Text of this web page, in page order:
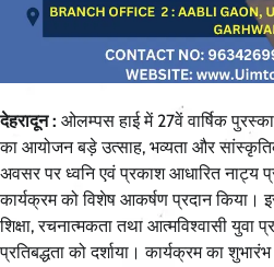
देहरादून : ओलम्पस हाई में 27वें वार्षिक
का आयोजन बड़े उत्साह, भव्यता और
अवसर पर ध्वनि एवं प्रकाश आधारित नाट्य
कार्यक्रम को विशेष आकर्षण प्रदान किया।
शिक्षा, रचनात्मकता तथा आत्मविश्वासी
प्रतिबद्धता को दर्शाया। कार्यक्रम का